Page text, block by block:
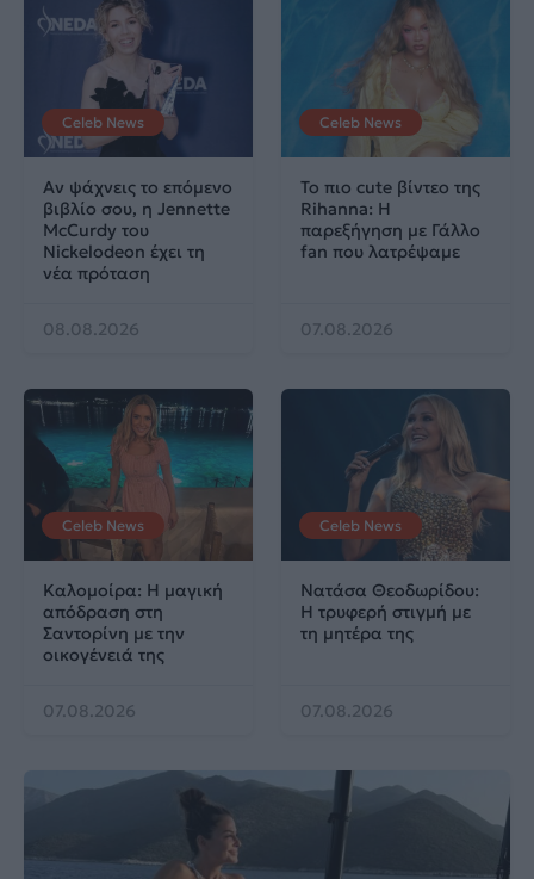
Celeb News
Αν ψάχνεις το επόμενο
βιβλίο σου, η Jennette
McCurdy του
Nickelodeon έχει τη
νέα πρόταση
08.08.2026
Celeb News
Το πιο cute βίντεο της
Rihanna: Η
παρεξήγηση με Γάλλο
fan που λατρέψαμε
07.08.2026
Celeb News
Καλομοίρα: Η μαγική
απόδραση στη
Σαντορίνη με την
οικογένειά της
07.08.2026
Celeb News
Νατάσα Θεοδωρίδου:
Η τρυφερή στιγμή με
τη μητέρα της
07.08.2026